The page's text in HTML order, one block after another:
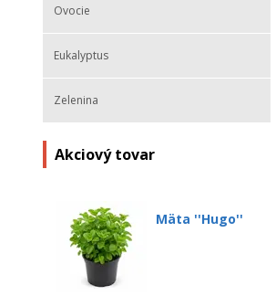
Ovocie
Eukalyptus
Zelenina
Akciový tovar
Mäta ''Hugo''